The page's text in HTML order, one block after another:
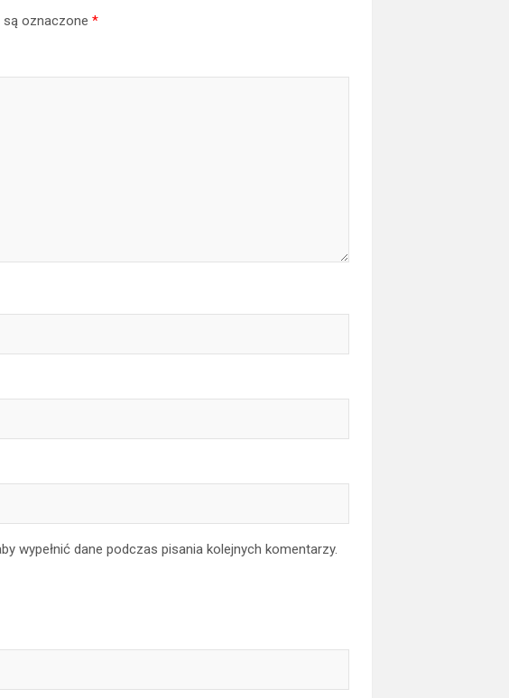
są oznaczone *
wypełnić dane podczas pisania kolejnych komentarzy.